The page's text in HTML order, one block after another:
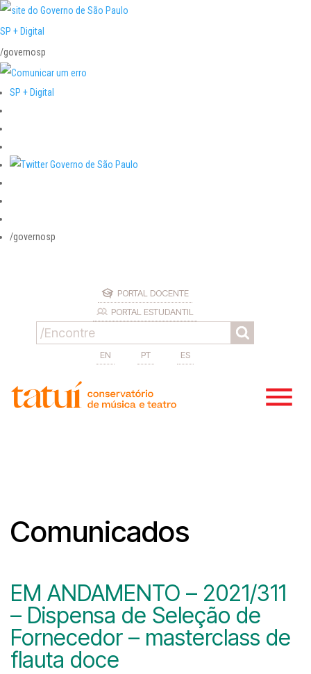
SP + Digital
/governosp
SP + Digital
/governosp
PORTAL DOCENTE
PORTAL ESTUDANTIL
EN PT ES
Comunicados
EM ANDAMENTO – 2021/311
– Dispensa de Seleção de
Fornecedor – masterclass de
flauta doce